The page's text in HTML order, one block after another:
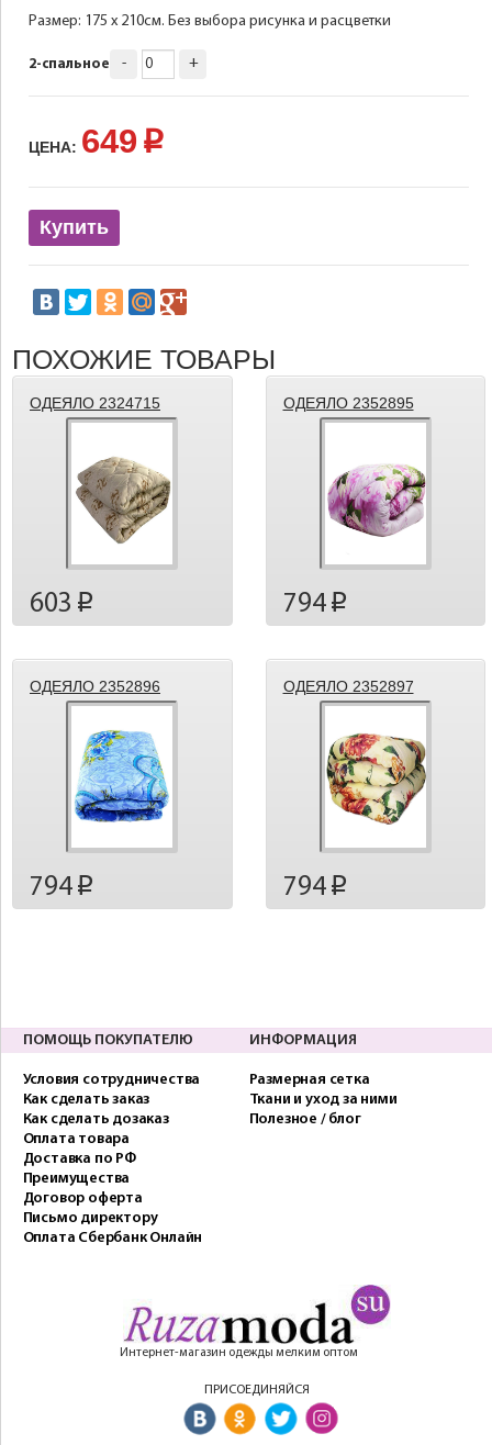
Размер: 175 х 210см. Без выбора рисунка и расцветки
2-спальное - +
ЦЕНА: 649 p
Купить
ПОХОЖИЕ ТОВАРЫ
ОДЕЯЛО 2324715
603 p
ОДЕЯЛО 2352895
794p
ОДЕЯЛО 2352896
794 p
ОДЕЯЛО 2352897
794p
ПОМОЩЬ ПОКУПАТЕЛЮ
Условия сотрудничества
Как сделать заказ
Как сделать дозаказ
Оплата товара
Доставка по РФ
Преимущества
Договор оферта
Письмо директору
Оплата Сбербанк Онлайн
ИНФОРМАЦИЯ
Размерная сетка
Ткани и уход за ними
Полезное / блог
Интернет-магазин одежды мелким оптом
ПРИСОЕДИНЯЙСЯ